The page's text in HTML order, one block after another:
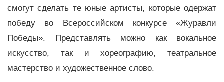
смогут сделать те юные артисты, которые одержат
победу во Всероссийском конкурсе «Журавли
Победы». Представлять можно как вокальное
искусство, так и хореографию, театральное
мастерство и художественное слово.